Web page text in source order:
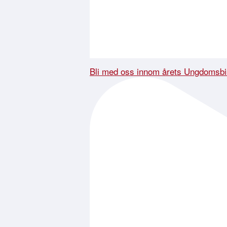
Bli med oss innom årets